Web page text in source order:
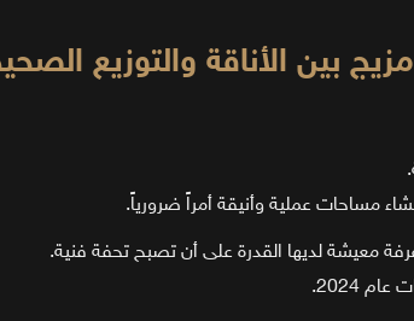
مساحات عملية وأنيقة أمراً ضرورياً.
معيشة لديها القدرة على أن تصبح تحفة فنية.
2024.